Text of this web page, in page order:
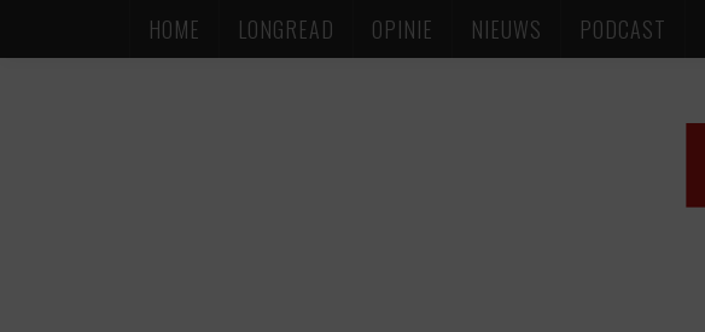
HOME LONGREAD OPINIE NIEUWS PODCAST